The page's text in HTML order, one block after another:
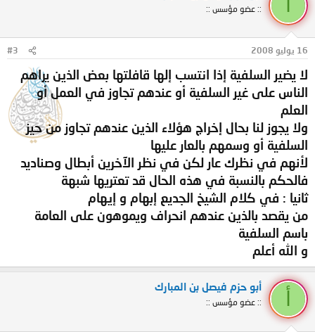
:: عضو مؤسس ::
16 يوليو 2008 #3
لا يضير السلفية إذا انتسب إلها قافلتها بعض الذين يراهم
الناس على غير السلفية أو عندهم تجاوز في العمل أو
العلم
ولا يجوز لنا بحال إخراج هؤلاء الذين عندهم تجاوز من حيز
السلفية أو وسمهم بالعار عليها
لأنهم في نظرك عار لكن في نظر الآخرين أبطال وصناديد
فالحكم بالنسبة في هذه الحال قد تعتريها شبهة
ثانيا : في كلام الشيخ الجديع إبهام و إيهام
من يقصد بالذين عندهم انحراف ويموهون على العامة
باسم السلفية
و الله أعلم
أبو حزم فيصل بن المبارك
:: عضو مؤسس ::